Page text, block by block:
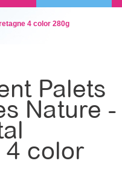
4 color 280g
Palets
Nature -
4 color